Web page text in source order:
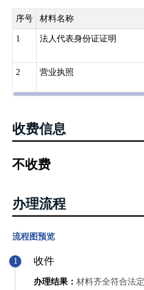
进就业创业工作需要，将《就业
序号 材料名称
1 法人代表身份证证明
2 营业执照
收费信息
不收费
办理流程
流程图预览
1 收件
办理结果： 材料齐全符合法